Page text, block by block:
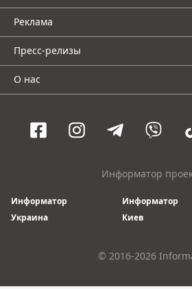
Реклама
Пресс-релизы
О нас
Информатор
Информатор
Украина
Информатор
Киев
© 2016-2026